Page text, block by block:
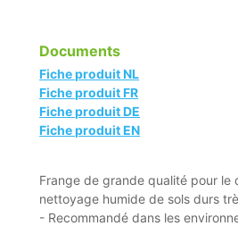
Documents
Fiche produit NL
Fiche produit FR
Fiche produit DE
Fiche produit EN
Frange de grande qualité pour le
nettoyage humide de sols durs
- Recommandé dans les